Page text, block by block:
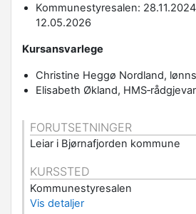
Kommunestyresalen:
12.05.2026
Kursansvarlege
Christine Heggø Nordland,
Elisabeth Økland, HMS‑rådgjevar
FORUTSETNINGER
Leiar i Bjørnafjorden kommune
KURSSTED
Kommunestyresalen
Vis detaljer